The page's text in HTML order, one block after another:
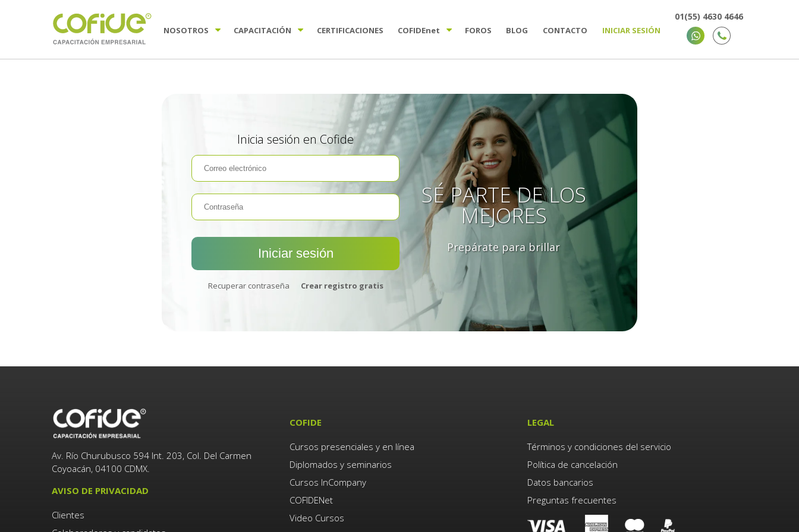
NOSOTROS CAPACITACIÓN CERTIFICACIONES COFIDEnet FOROS BLOG CONTACTO INICIAR SESIÓN
01(55) 4630 4646
Inicia sesión en Cofide
Recuperar contraseña Crear registro gratis
SÉ PARTE DE LOS
MEJORES
Prepárate para brillar
Av. Río Churubusco 594 Int. 203, Col. Del Carmen
Coyoacán, 04100 CDMX.
AVISO DE PRIVACIDAD
Clientes
COFIDE
Cursos presenciales y en línea
Diplomados y seminarios
Cursos InCompany
COFIDENet
Video Cursos
LEGAL
Términos y condiciones del servicio
Política de cancelación
Datos bancarios
Preguntas frecuentes